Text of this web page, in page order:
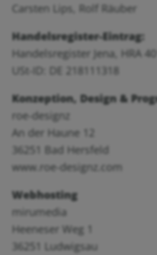
Carsten Lips, Rolf Räuber
Handelsregister-Eintrag:
Handelsregister Jena, HRA
USt-ID: DE 218111318
Konzeption, Design &
roe-designz
An der Haune 12
36251 Bad Hersfeld
www.roe-designz.com
Webhosting
mirumedia
Heeneser Weg 1
36251 Ludwigsau